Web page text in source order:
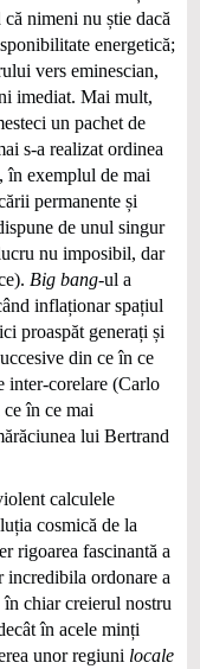
nimeni nu știe dacă
energetică;
vers eminescian,
imediat. Mai mult,
un pachet de
s-a realizat ordinea
în exemplul de mai
permanente și
de unul singur
nu imposibil, dar
Big bang‑ul a
inflaționar spațiul
proaspăt generați și
din ce în ce
inter-corelare (Carlo
în ce mai
lui Bertrand
calculele
cosmică de la
rigoarea fascinantă a
incredibila ordonare a
chiar creierul nostru
în acele minți
unor regiuni locale